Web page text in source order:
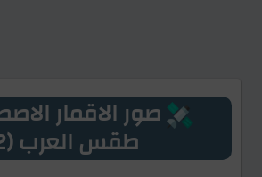
صور الاقمار
طقس العرب (2)